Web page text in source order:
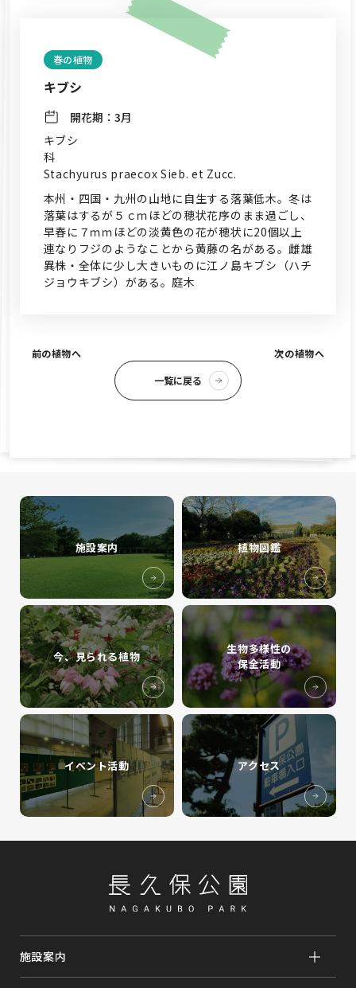
春の植物
キブシ
開花期： 3月
キブシ
科
Stachyurus praecox Sieb. et Zucc.
本州・四国・九州の山地に自生する落葉低木。冬は
落葉はするが５ｃｍほどの穂状花序のまま過ごし、
早春に７ｍｍほどの淡黄色の花が穂状に20個以上
連なりフジのようなことから黄藤の名がある。雌雄
異株・全体に少し大きいものに江ノ島キブシ（ハチ
ジョウキブシ）がある。庭木
前の植物へ
一覧に戻る
次の植物へ
施設案内 植物図鑑
今、見られる植物
生物多様性の
保全活動
イベント活動 アクセス
施設案内